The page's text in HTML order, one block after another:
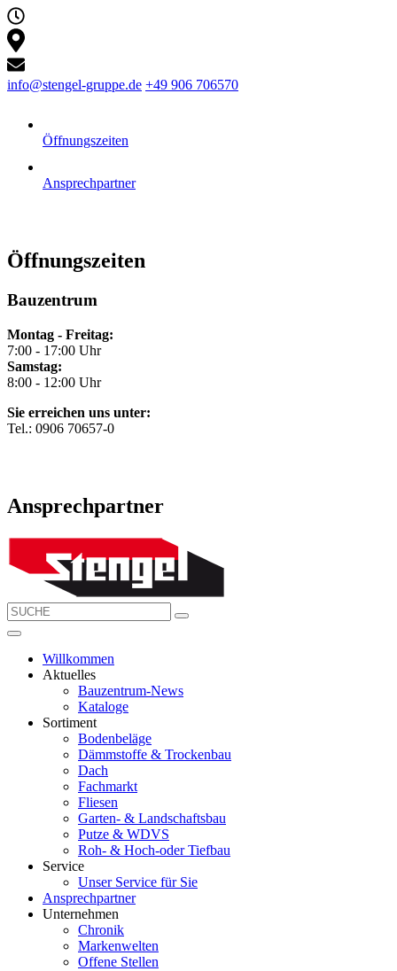
info@stengel-gruppe.de +49 906 706570
Öffnungszeiten
Ansprechpartner
Öffnungszeiten
Bauzentrum
Montag - Freitag:
7:00 - 17:00 Uhr
Samstag:
8:00 - 12:00 Uhr
Sie erreichen uns unter:
Tel.: 0906 70657-0
Ansprechpartner
Willkommen
Aktuelles
Bauzentrum-News
Kataloge
Sortiment
Bodenbeläge
Dämmstoffe & Trockenbau
Dach
Fachmarkt
Fliesen
Garten- & Landschaftsbau
Putze & WDVS
Roh- & Hoch-oder Tiefbau
Service
Unser Service für Sie
Ansprechpartner
Unternehmen
Chronik
Markenwelten
Offene Stellen